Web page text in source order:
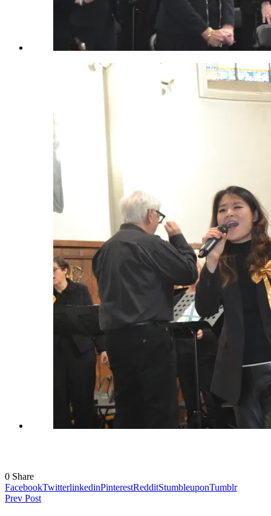
0 Share
FacebookTwitterlinkedinPinterestRedditStumbleuponTumblr
Prev Post